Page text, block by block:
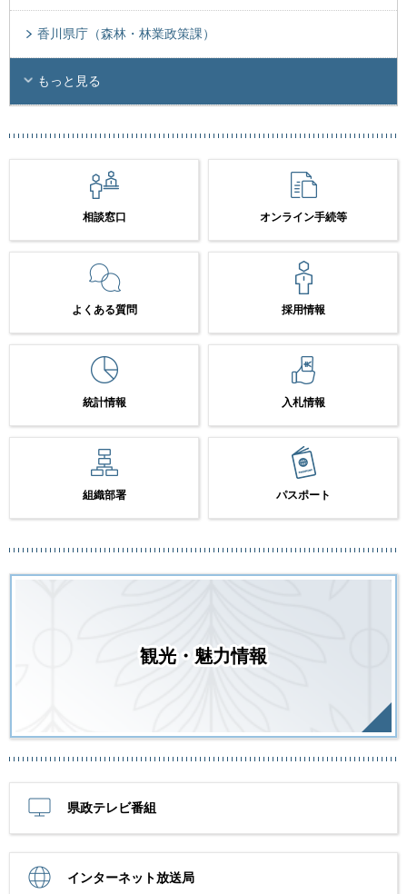
香川県庁（森林・林業政策課）
もっと見る
相談窓口 オンライン手続等
よくある質問 採用情報
統計情報 入札情報
組織部署 パスポート
観光・魅力情報
県政テレビ番組
インターネット放送局